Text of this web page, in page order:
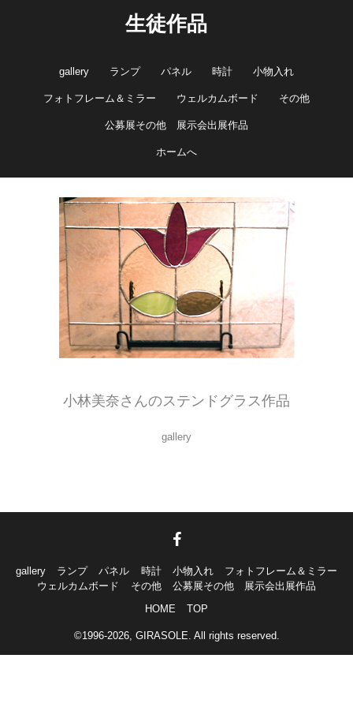
生徒作品
gallery ランプ パネル 時計 小物入れ
フォトフレーム＆ミラー ウェルカムボード その他
公募展その他 展示会出展作品
ホームへ
小林美奈さんのステンドグラス作品
gallery
gallery ランプ パネル 時計 小物入れ
フォトフレーム＆ミラー
ウェルカムボード
その他
公募展その他 展示会出展作品
HOME
TOP
©1996-2026, GIRASOLE. All rights reserved.